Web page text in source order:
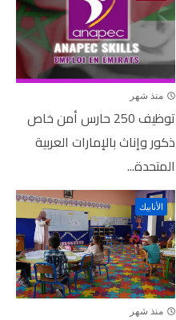
منذ شهر
توظيف 250 حارس أمن خاص
ذكور وإناث بالإمارات العربية
المتحدة...
الأنابيك
منذ شهر